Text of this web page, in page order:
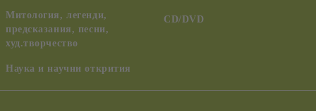
Митология, легенди,
предсказания, песни,
худ.творчество
Наука и научни открития
CD/DVD